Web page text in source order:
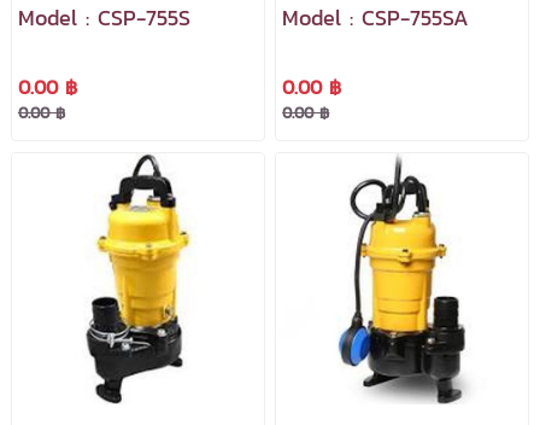
Model : CSP-755S
0.00 ฿
0.00 ฿
Model : CSP-755SA
0.00 ฿
0.00 ฿